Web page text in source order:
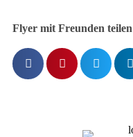
Flyer mit Freunden teilen